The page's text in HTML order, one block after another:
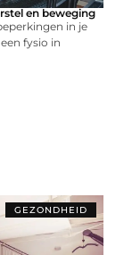
en beweging
in je
fysio in
GEZONDHEID